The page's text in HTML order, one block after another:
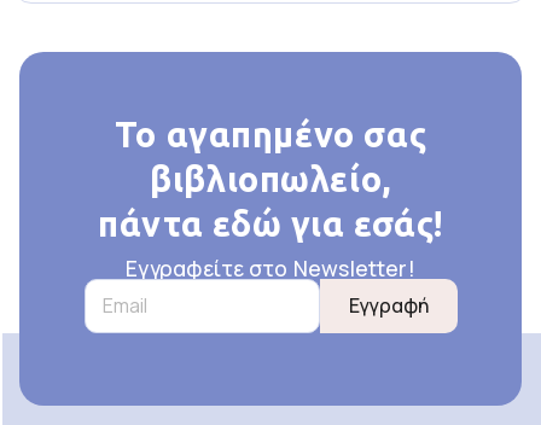
Το αγαπημένο σας
βιβλιοπωλείο,
πάντα εδώ για εσάς!
Εγγραφείτε στο Newsletter!
Εγγραφή